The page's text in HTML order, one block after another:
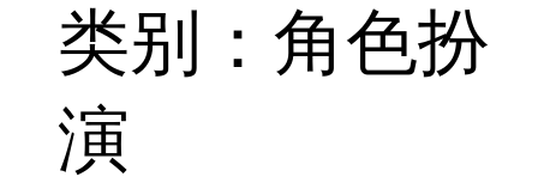
类别：角色扮
演